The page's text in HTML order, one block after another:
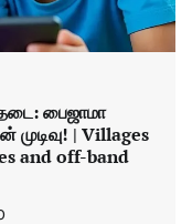
பைஜாமா
முடிவு! | Villages
and off-band